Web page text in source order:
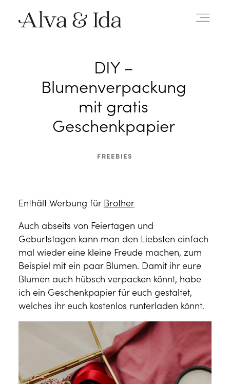
DIY –
Blumenverpackung
mit gratis
Geschenkpapier
FREEBIES
Enthält Werbung für Brother
Auch abseits von Feiertagen und
Geburtstagen kann man den Liebsten einfach
mal wieder eine kleine Freude machen, zum
Beispiel mit ein paar Blumen. Damit ihr eure
Blumen auch hübsch verpacken könnt, habe
ich ein Geschenkpapier für euch gestaltet,
welches ihr euch kostenlos runterladen könnt.